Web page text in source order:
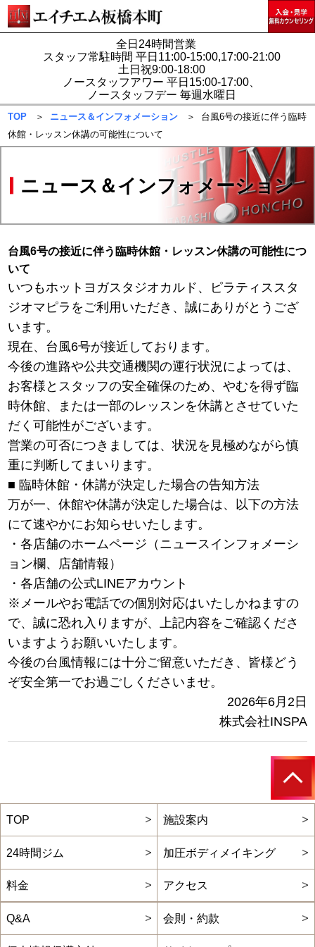
全日24時間営業
スタッフ常駐時間 平日11:00-15:00,17:00-21:00
土日祝9:00-18:00
ノースタッフアワー 平日15:00-17:00、
ノースタッフデー 毎週水曜日
TOP ＞ ニュース＆インフォメーション
＞ 台風6号の接近に伴う臨時
休館・レッスン休講の可能性について
ニュース＆インフォメーション
台風6号の接近に伴う臨時休館・レッスン休講の可能性につ
いて
いつもホットヨガスタジオカルド、ピラティススタ
ジオマピラをご利用いただき、誠にありがとうござ
います。
現在、台風6号が接近しております。
今後の進路や公共交通機関の運行状況によっては、
お客様とスタッフの安全確保のため、やむを得ず臨
時休館、または一部のレッスンを休講とさせていた
だく可能性がございます。
営業の可否につきましては、状況を見極めながら慎
重に判断してまいります。
■ 臨時休館・休講が決定した場合の告知方法
万が一、休館や休講が決定した場合は、以下の方法
にて速やかにお知らせいたします。
・各店舗のホームページ（ニュースインフォメーシ
ョン欄、店舗情報）
・各店舗の公式LINEアカウント
※メールやお電話での個別対応はいたしかねますの
で、誠に恐れ入りますが、上記内容をご確認くださ
いますようお願いいたします。
今後の台風情報には十分ご留意いただき、皆様どう
ぞ安全第一でお過ごしくださいませ。
2026年6月2日
株式会社INSPA
TOP 施設案内
24時間ジム 加圧ボディメイキング
料金 アクセス
Q&A 会則・約款